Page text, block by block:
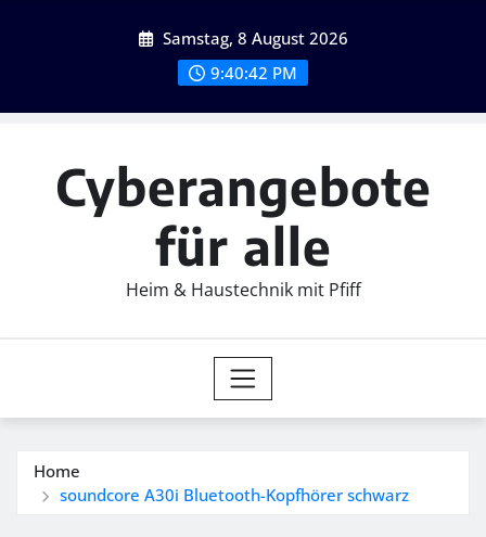
Samstag, 8 August 2026
9:40:44 PM
Cyberangebote
für alle
Heim & Haustechnik mit Pfiff
Home
soundcore A30i Bluetooth-Kopfhörer schwarz